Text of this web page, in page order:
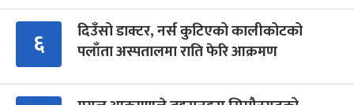
६
दिउँसो डाक्टर, नर्स कुटिएको कालीकोटको
पलाँता अस्पतालमा राति फेरि आक्रमण